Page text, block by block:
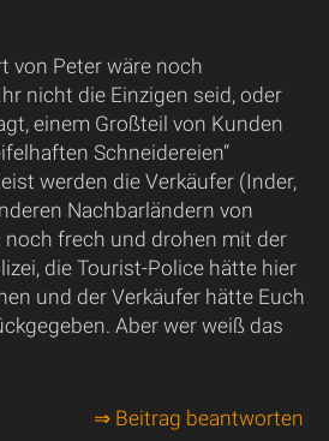
von Peter wäre noch
nicht die Einzigen seid, oder
einem Großteil von Kunden
Schneidereien“
werden die Verkäufer (Inder,
Nachbarländern von
noch frech und drohen mit der
die Tourist-Police hätte hier
und der Verkäufer hätte Euch
Aber wer weiß das
⇒ Beitrag beantworten